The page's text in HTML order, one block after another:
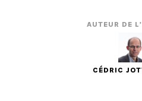
AUTEUR DE
CÉDRIC